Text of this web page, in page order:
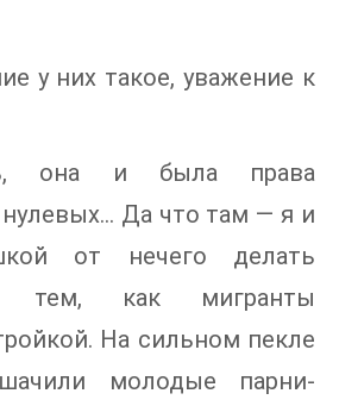
у них такое, уважение к
она и была права
Да что там — я и
от нечего делать
тем, как мигранты
На сильном пекле
молодые парни-